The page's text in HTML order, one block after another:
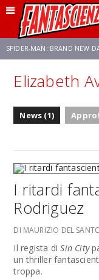
SPIDER-MAN: BRAND NEW
FRANCO RICCIARDIELLO
Elizabeth
News (1)
I ritardi
Rodriguez
DI MAURIZIO DEL
Il regista diSin City
un thriller
troppa.